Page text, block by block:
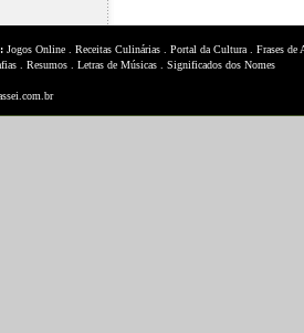
Jogos Online Receitas Culinárias Portal da Cultura
Frases de
Resumos Letras de Músicas Significados dos Nomes